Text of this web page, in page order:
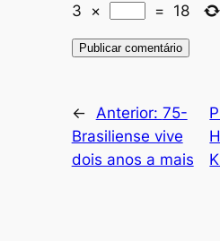
3
× = 18
← Anterior: 75-
Brasiliense vive
dois anos a mais